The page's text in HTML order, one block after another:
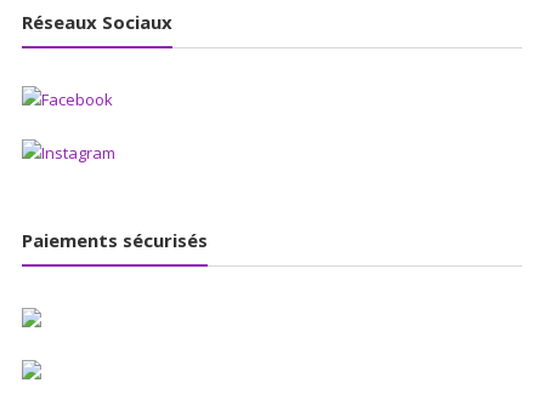
Réseaux Sociaux
Paiements sécurisés